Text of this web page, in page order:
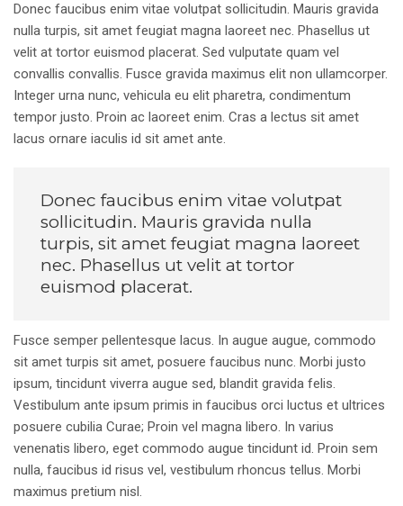
Donec faucibus enim vitae volutpat sollicitudin. Mauris gravida
nulla turpis, sit amet feugiat magna laoreet nec. Phasellus ut
velit at tortor euismod placerat. Sed vulputate quam vel
convallis convallis. Fusce gravida maximus elit non ullamcorper.
Integer urna nunc, vehicula eu elit pharetra, condimentum
tempor justo. Proin ac laoreet enim. Cras a lectus sit amet
lacus ornare iaculis id sit amet ante.
Donec faucibus enim vitae volutpat
sollicitudin. Mauris gravida nulla
turpis, sit amet feugiat magna laoreet
nec. Phasellus ut velit at tortor
euismod placerat.
Fusce semper pellentesque lacus. In augue augue, commodo
sit amet turpis sit amet, posuere faucibus nunc. Morbi justo
ipsum, tincidunt viverra augue sed, blandit gravida felis.
Vestibulum ante ipsum primis in faucibus orci luctus et ultrices
posuere cubilia Curae; Proin vel magna libero. In varius
venenatis libero, eget commodo augue tincidunt id. Proin sem
nulla, faucibus id risus vel, vestibulum rhoncus tellus. Morbi
maximus pretium nisl.